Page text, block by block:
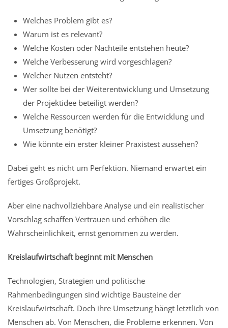
Welches Problem gibt es?
Warum ist es relevant?
Welche Kosten oder Nachteile entstehen heute?
Welche Verbesserung wird vorgeschlagen?
Welcher Nutzen entsteht?
Wer sollte bei der Weiterentwicklung und Umsetzung
der Projektidee beteiligt werden?
Welche Ressourcen werden für die Entwicklung und
Umsetzung benötigt?
Wie könnte ein erster kleiner Praxistest aussehen?
Dabei geht es nicht um Perfektion. Niemand erwartet ein
fertiges Großprojekt.
Aber eine nachvollziehbare Analyse und ein realistischer
Vorschlag schaffen Vertrauen und erhöhen die
Wahrscheinlichkeit, ernst genommen zu werden.
Kreislaufwirtschaft beginnt mit Menschen
Technologien, Strategien und politische
Rahmenbedingungen sind wichtige Bausteine der
Kreislaufwirtschaft. Doch ihre Umsetzung hängt letztlich von
Menschen ab. Von Menschen, die Probleme erkennen. Von